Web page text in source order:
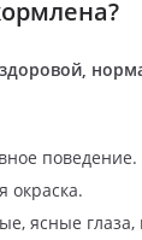
поведение.
окраска.
ясные глаза,